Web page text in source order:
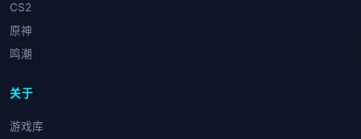
CS2
原神
鸣潮
关于
游戏库